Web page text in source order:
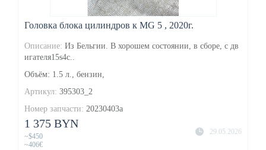
Головка блока цилиндров к MG 5 , 2020г.
Описание: Из Бельгии. В хорошем состоянии, в сборе, с дв
игателя15s4c..
Объём: 1.5 л., бензин,
Артикул: 395303_2
Номер запчасти: 20230403a
29.05.2026
1 375 BYN
~$450
~406€